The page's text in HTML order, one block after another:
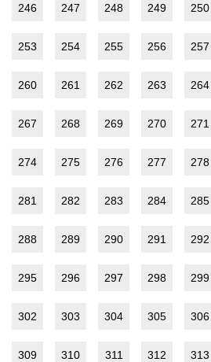
246 247 248 249 250
253 254 255 256 257
260 261 262 263 264
267 268 269 270 271
274 275 276 277 278
281 282 283 284 285
288 289 290 291 292
295 296 297 298 299
302 303 304 305 306
309 310 311 312 313